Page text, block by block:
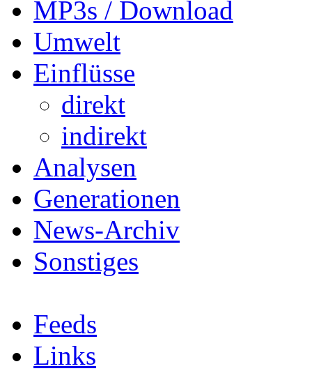
MP3s / Download
Umwelt
Einflüsse
direkt
indirekt
Analysen
Generationen
News-Archiv
Sonstiges
Feeds
Links